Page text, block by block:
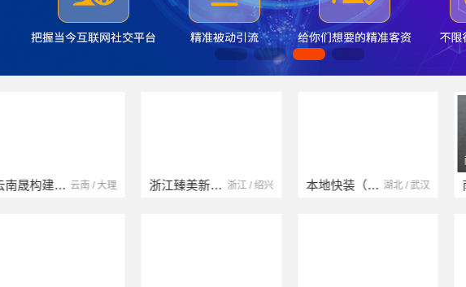
浙江臻美新型建材有限公司 浙江 / 绍兴 本地快装（湖北）科技有限公司 湖北 / 武汉 南京玻璃镜子加工厂 江苏 / 南京